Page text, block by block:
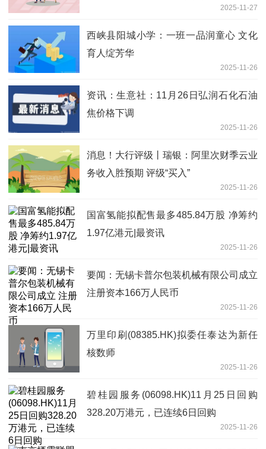
2025-11-27
西峡县阳城小学：一班一品润童心 文化
育人绽芳华
2025-11-26
资讯：生意社：11月26日弘润石化石油
焦价格下调
2025-11-26
消息！大行评级丨瑞银：阿里次财季云业
务收入胜预期 评级“买入”
2025-11-26
国富氢能拟配售最多485.84万股 净筹约
1.97亿港元|最资讯
2025-11-26
要闻：无锡卡普尔包装机械有限公司成立
注册资本166万人民币
2025-11-26
万里印刷(08385.HK)拟委任泰达为新任
核数师
2025-11-26
碧桂园服务(06098.HK)11月25日回购
328.20万港元，已连续6日回购
2025-11-26